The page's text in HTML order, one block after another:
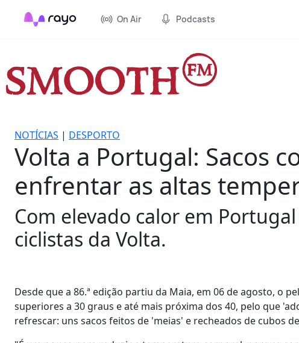
On Air Podcasts
NOTÍCIAS | DESPORTO
Volta a Portugal: Sacos
enfrentar as altas
Com elevado calor em
ciclistas da Volta.
Desde que a 86.ª edição partiu da Maia, em 06 de agosto, o
superiores a 30 graus e até mais próxima dos 40, pelo que
refrescar: uns sacos feitos de 'meias' e recheados de cubos